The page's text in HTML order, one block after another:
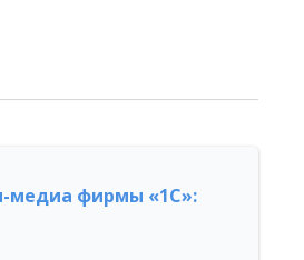
медиа фирмы «1С»: